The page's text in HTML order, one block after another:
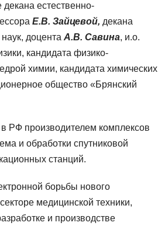
декана естественно-
Е.В. Зайцевой, декана
доцента А.В. Савина, и.о.
кандидата физико-
химии, кандидата химических
общество «Брянский
РФ производителем комплексов
и обработки спутниковой
станций.
борьбы нового
медицинской техники,
и производстве